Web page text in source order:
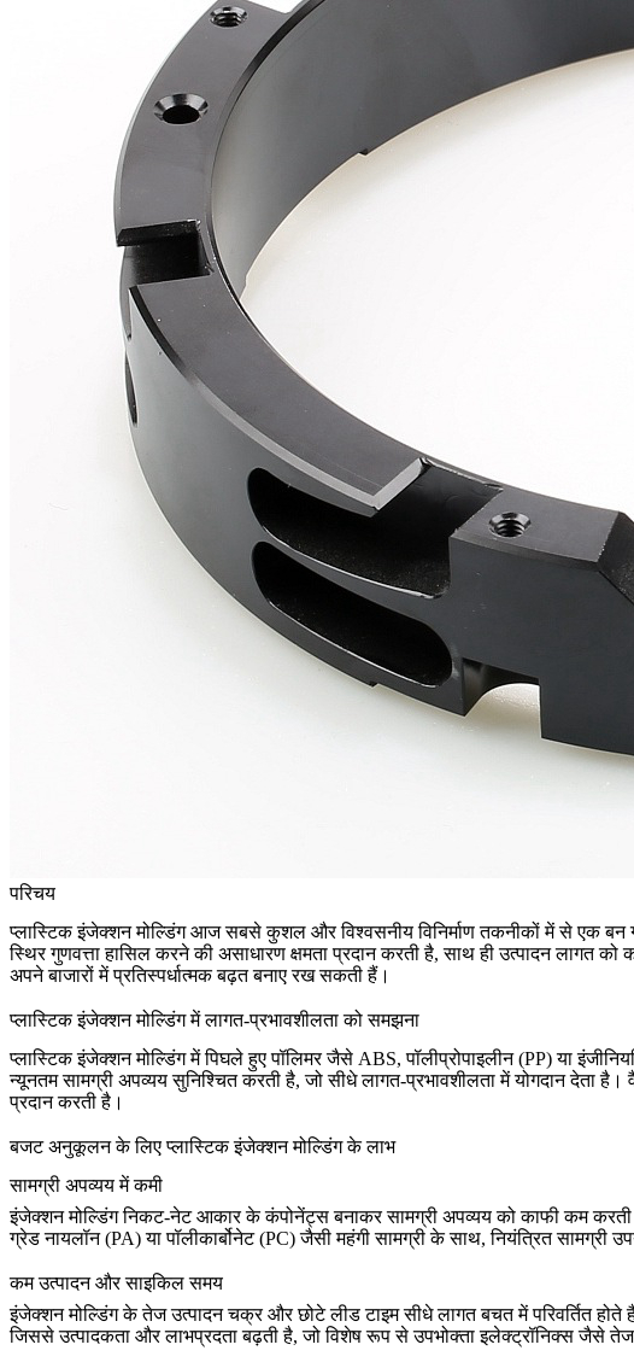
परिचय
प्लास्टिक इंजेक्शन मोल्डिंगआज सबसे कुशल और विश्वसनीय विनिर्माण तकनीकों में से एक बन
स्थिर गुणवत्ता हासिल करने की असाधारण क्षमता प्रदान करती है, साथ ही उत्पादन
अपने बाजारों में प्रतिस्पर्धात्मक बढ़त बनाए रख सकती हैं।
प्लास्टिक इंजेक्शन मोल्डिंग में लागत-प्रभावशीलता को समझना
प्लास्टिक इंजेक्शन मोल्डिंग में पिघले हुए पॉलिमर जैसे ABS,पॉलीप्रोपाइलीन (PP)या
न्यूनतम सामग्री अपव्ययसुनिश्चित करती है, जो सीधे लागत-प्रभावशीलता में योगदान देता
प्रदान करती है।
बजट अनुकूलन के लिए प्लास्टिक इंजेक्शन मोल्डिंग के लाभ
सामग्री अपव्यय में कमी
इंजेक्शन मोल्डिंग निकट-नेट आकार के कंपोनेंट्स बनाकर सामग्री अपव्यय को काफी कम
ग्रेडनायलॉन (PA)यापॉलीकार्बोनेट (PC)जैसी महंगी सामग्री के साथ, नियंत्रित सामग्री
कम उत्पादन और साइकिल समय
इंजेक्शन मोल्डिंग के तेज उत्पादन चक्र और छोटे लीड टाइम सीधे लागत बचत में परिवर्तित होते
जिससे उत्पादकता और लाभप्रदता बढ़ती है, जो विशेष रूप सेउपभोक्ता इलेक्ट्रॉनिक्सजैसे तेज-